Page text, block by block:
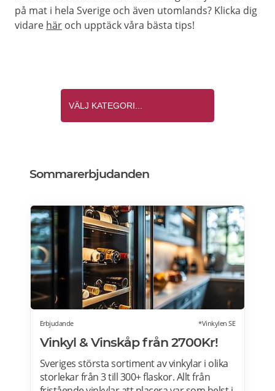
på mat i hela Sverige och även utomlands? Klicka dig
vidare här och upptäck våra bästa tips!
Sommarerbjudanden
Erbjudande *Vinkylen SE
Vinkyl & Vinskåp från 2700Kr!
Sveriges största sortiment av vinkylar i olika
storlekar från 3 till 300+ flaskor. Allt från